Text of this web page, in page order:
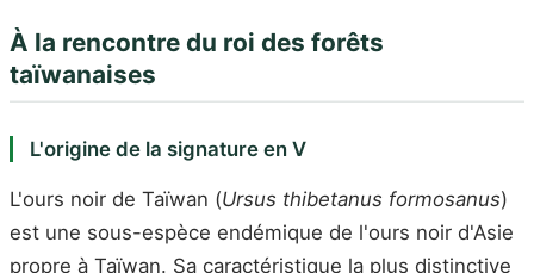
À la rencontre du roi des forêts
taïwanaises
L'origine de la signature en V
L'ours noir de Taïwan (Ursus thibetanus formosanus)
est une sous-espèce endémique de l'ours noir d'Asie
propre à Taïwan. Sa caractéristique la plus distinctive